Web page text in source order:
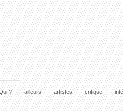
? ailleurs artistes critique